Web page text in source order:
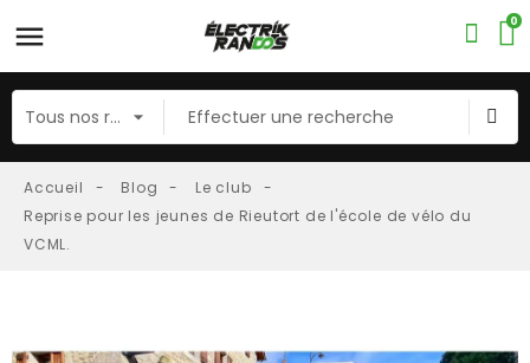
0
Accueil Blog
Le club
Reprise pour les jeunes de Rieutort de l'école de vélo du
VCML.